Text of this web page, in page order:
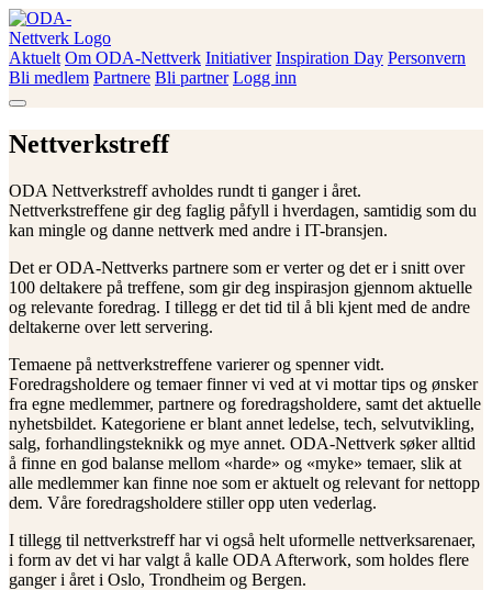
Skip
to
content
ODA-Nettverk
Aktuelt Om ODA-Nettverk Initiativer Inspiration Day Personvern
Bli medlem Partnere Bli partner Logg inn
Nettverkstreff
ODA Nettverkstreff avholdes rundt ti ganger i året.
Nettverkstreffene gir deg faglig påfyll i hverdagen, samtidig som du
kan mingle og danne nettverk med andre i IT-bransjen.
Det er ODA-Nettverks partnere som er verter og det er i snitt over
100 deltakere på treffene, som gir deg inspirasjon gjennom aktuelle
og relevante foredrag. I tillegg er det tid til å bli kjent med de andre
deltakerne over lett servering.
Temaene på nettverkstreffene varierer og spenner vidt.
Foredragsholdere og temaer finner vi ved at vi mottar tips og ønsker
fra egne medlemmer, partnere og foredragsholdere, samt det aktuelle
nyhetsbildet. Kategoriene er blant annet ledelse, tech, selvutvikling,
salg, forhandlingsteknikk og mye annet. ODA-Nettverk søker alltid
å finne en god balanse mellom «harde» og «myke» temaer, slik at
alle medlemmer kan finne noe som er aktuelt og relevant for nettopp
dem. Våre foredragsholdere stiller opp uten vederlag.
I tillegg til nettverkstreff har vi også helt uformelle nettverksarenaer,
i form av det vi har valgt å kalle ODA Afterwork, som holdes flere
ganger i året i Oslo, Trondheim og Bergen.